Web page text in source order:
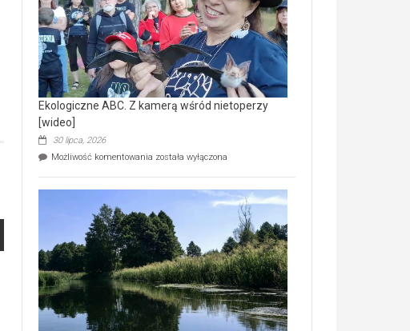
natury
[wideo]
Ekologiczne ABC. Z kamerą wśród nietoperzy
[wideo]
30 lipca, 2026
Możliwość komentowania Ekologiczne
wśród
nietoperzy
[wideo]
została wyłączona